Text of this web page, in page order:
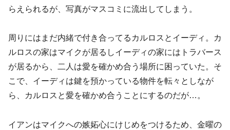
らえられるが、写真がマスコミに流出してしまう。
周りにはまだ内緒で付き合ってるカルロスとイーディ。カ
ルロスの家はマイクが居るしイーディの家にはトラバース
が居るから、二人は愛を確かめ合う場所に困っていた。そ
こで、イーディは鍵を預かっている物件を転々としなが
ら、カルロスと愛を確かめ合うことにするのだが…。
イアンはマイクへの嫉妬心にけじめをつけるため、金曜の